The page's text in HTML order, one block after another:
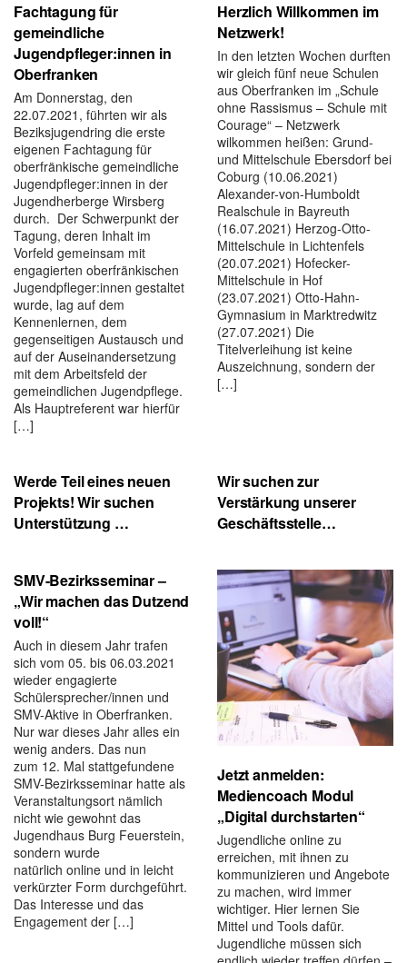
Fachtagung für
gemeindliche
Jugendpfleger:innen in
Oberfranken
Am Donnerstag, den
22.07.2021, führten wir als
Beziksjugendring die erste
eigenen Fachtagung für
oberfränkische gemeindliche
Jugendpfleger:innen in der
Jugendherberge Wirsberg
durch. Der Schwerpunkt der
Tagung, deren Inhalt im
Vorfeld gemeinsam mit
engagierten oberfränkischen
Jugendpfleger:innen gestaltet
wurde, lag auf dem
Kennenlernen, dem
gegenseitigen Austausch und
auf der Auseinandersetzung
mit dem Arbeitsfeld der
gemeindlichen Jugendpflege.
Als Hauptreferent war hierfür
[…]
Herzlich Willkommen im
Netzwerk!
In den letzten Wochen durften
wir gleich fünf neue Schulen
aus Oberfranken im „Schule
ohne Rassismus – Schule mit
Courage“ – Netzwerk
wilkommen heißen: Grund-
und Mittelschule Ebersdorf bei
Coburg (10.06.2021)
Alexander-von-Humboldt
Realschule in Bayreuth
(16.07.2021) Herzog-Otto-
Mittelschule in Lichtenfels
(20.07.2021) Hofecker-
Mittelschule in Hof
(23.07.2021) Otto-Hahn-
Gymnasium in Marktredwitz
(27.07.2021) Die
Titelverleihung ist keine
Auszeichnung, sondern der
[…]
Werde Teil eines neuen
Projekts! Wir suchen
Unterstützung …
Wir suchen zur
Verstärkung unserer
Geschäftsstelle…
SMV-Bezirksseminar –
„Wir machen das Dutzend
voll!“
Auch in diesem Jahr trafen
sich vom 05. bis 06.03.2021
wieder engagierte
Schülersprecher/innen und
SMV-Aktive in Oberfranken.
Nur war dieses Jahr alles ein
wenig anders. Das nun
zum 12. Mal stattgefundene
SMV-Bezirksseminar hatte als
Veranstaltungsort nämlich
nicht wie gewohnt das
Jugendhaus Burg Feuerstein,
sondern wurde
natürlich online und in leicht
verkürzter Form durchgeführt.
Das Interesse und das
Engagement der […]
Jetzt anmelden:
Mediencoach Modul
„Digital durchstarten“
Jugendliche online zu
erreichen, mit ihnen zu
kommunizieren und Angebote
zu machen, wird immer
wichtiger. Hier lernen Sie
Mittel und Tools dafür.
Jugendliche müssen sich